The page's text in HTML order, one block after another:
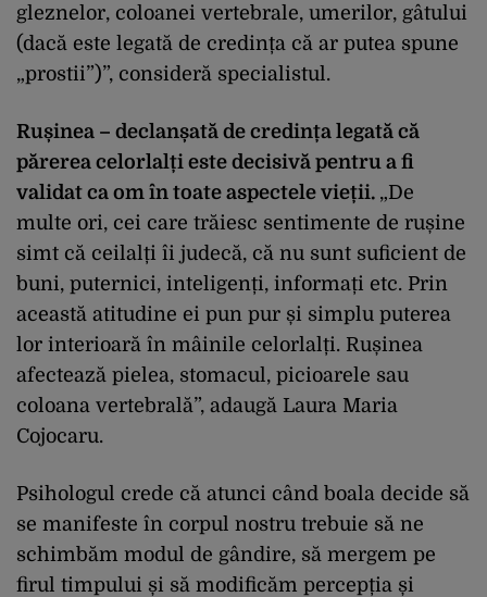
gleznelor, coloanei vertebrale, umerilor, gâtului
(dacă este legată de credința că ar putea spune
„prostii”)”, consideră specialistul.
Rușinea – declanșată de credința legată că
părerea celorlalți este decisivă pentru a fi
validat ca om în toate aspectele vieții. „De
multe ori, cei care trăiesc sentimente de rușine
simt că ceilalți îi judecă, că nu sunt suficient de
buni, puternici, inteligenți, informați etc. Prin
această atitudine ei pun pur și simplu puterea
lor interioară în mâinile celorlalți. Rușinea
afectează pielea, stomacul, picioarele sau
coloana vertebrală”, adaugă Laura Maria
Cojocaru.
Psihologul crede că atunci când boala decide să
se manifeste în corpul nostru trebuie să ne
schimbăm modul de gândire, să mergem pe
firul timpului și să modificăm percepția și